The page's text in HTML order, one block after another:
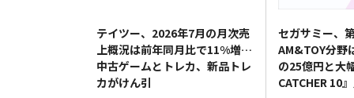
テイツー、2026年7月の月次売
上概況は前年同月比で11%増…
中古ゲームとトレカ、新品トレ
カがけん引
セガサミー、
AM&TOY分野
の25億円と
CATCHER 10